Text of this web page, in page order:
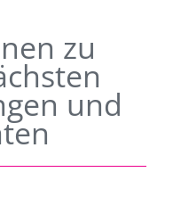
zu
und